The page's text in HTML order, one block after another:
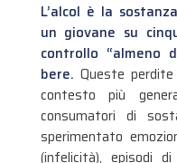
L’alcol è la
un giovane su
controllo “almeno
bere. Queste
contesto più
consumatori di
sperimentato
(infelicità), episodi